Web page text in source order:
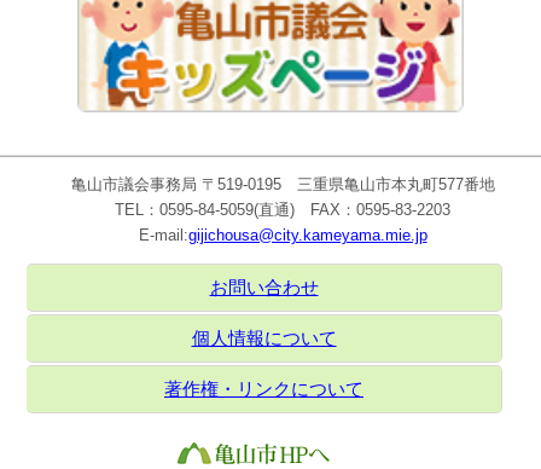
亀山市議会事務局 〒519-0195 三重県亀山市本丸町577番地
TEL：0595-84-5059(直通) FAX：0595-83-2203
E-mail:gijichousa@city.kameyama.mie.jp
お問い合わせ
個人情報について
著作権・リンクについて